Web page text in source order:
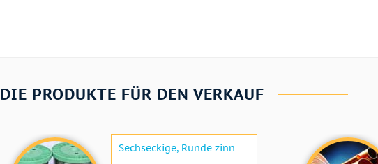
DIE PRODUKTE FÜR DEN VERKAUF
Sechseckige, Runde zinn